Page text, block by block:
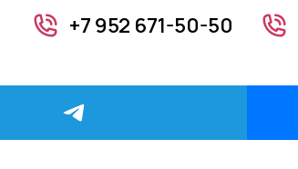
+7 952 671-50-50